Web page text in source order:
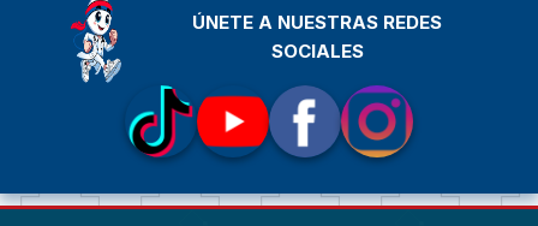
ÚNETE A NUESTRAS REDES
SOCIALES